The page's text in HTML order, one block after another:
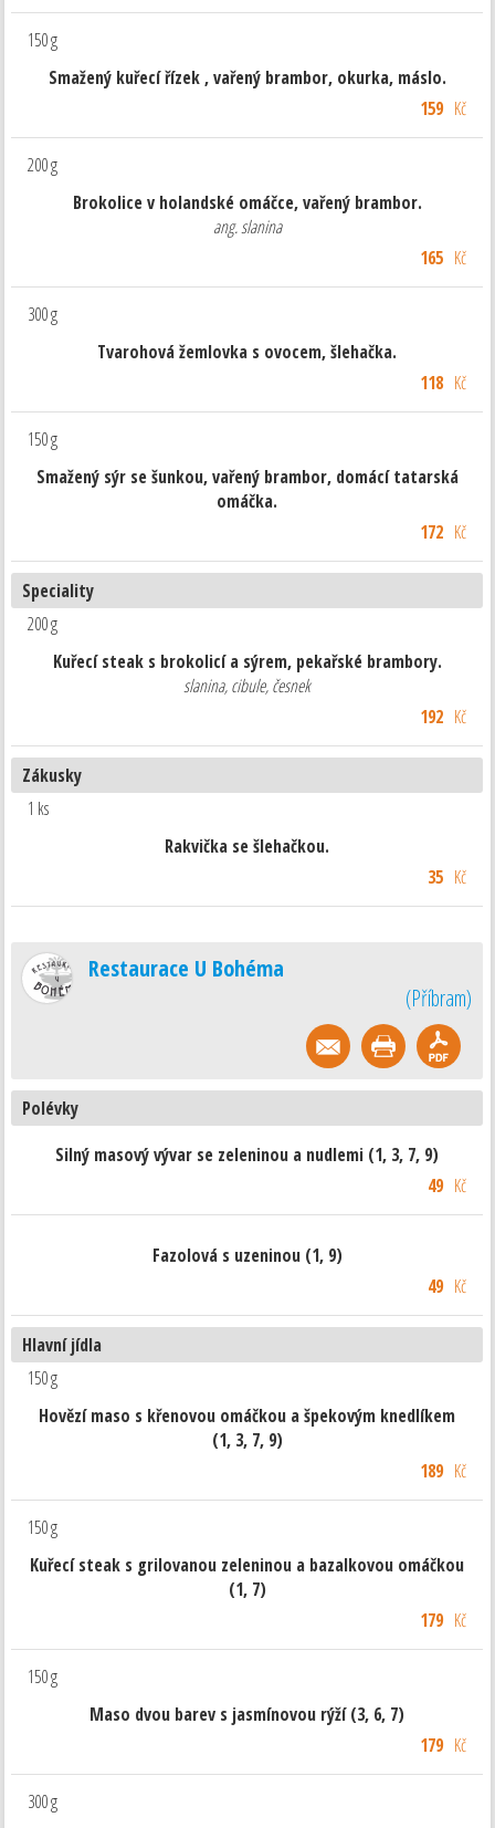
150 g
Smažený kuřecí řízek , vařený brambor, okurka, máslo.
159Kč
200 g
Brokolice v holandské omáčce, vařený brambor.
ang. slanina
165 Kč
300 g
Tvarohová žemlovka s ovocem, šlehačka.
118 Kč
150 g
Smažený sýr se šunkou, vařený brambor, domácí tatarská
omáčka.
172 Kč
Speciality
200 g
Kuřecí steak s brokolicí a sýrem, pekařské brambory.
slanina, cibule, česnek
192 Kč
Zákusky
1 ks
Rakvička se šlehačkou.
35 Kč
Restaurace U Bohéma
(Příbram)
Polévky
Silný masový vývar se zeleninou a nudlemi (1, 3, 7, 9)
49Kč
Fazolová s uzeninou (1, 9)
49Kč
Hlavní jídla
150 g
Hovězí maso s křenovou omáčkou a špekovým knedlíkem
(1, 3, 7, 9)
189Kč
150 g
Kuřecí steak s grilovanou zeleninou a bazalkovou omáčkou
(1, 7)
179Kč
150 g
Maso dvou barev s jasmínovou rýží (3, 6, 7)
179Kč
300 g